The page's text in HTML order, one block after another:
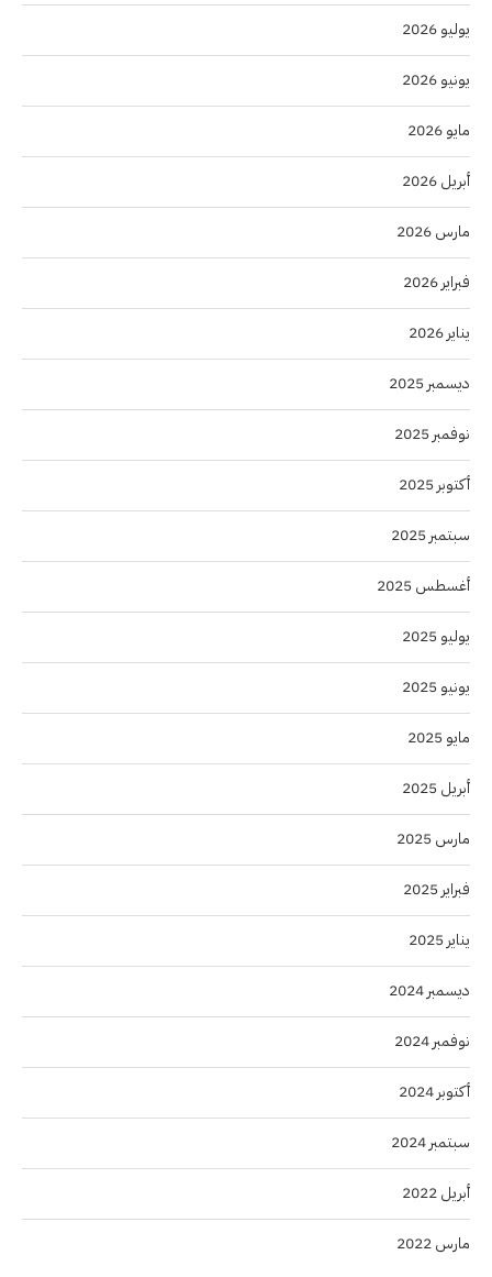
يوليو 2026
يونيو 2026
مايو 2026
أبريل 2026
مارس 2026
فبراير 2026
يناير 2026
ديسمبر 2025
نوفمبر 2025
أكتوبر 2025
سبتمبر 2025
أغسطس 2025
يوليو 2025
يونيو 2025
مايو 2025
أبريل 2025
مارس 2025
فبراير 2025
يناير 2025
ديسمبر 2024
نوفمبر 2024
أكتوبر 2024
سبتمبر 2024
أبريل 2022
مارس 2022